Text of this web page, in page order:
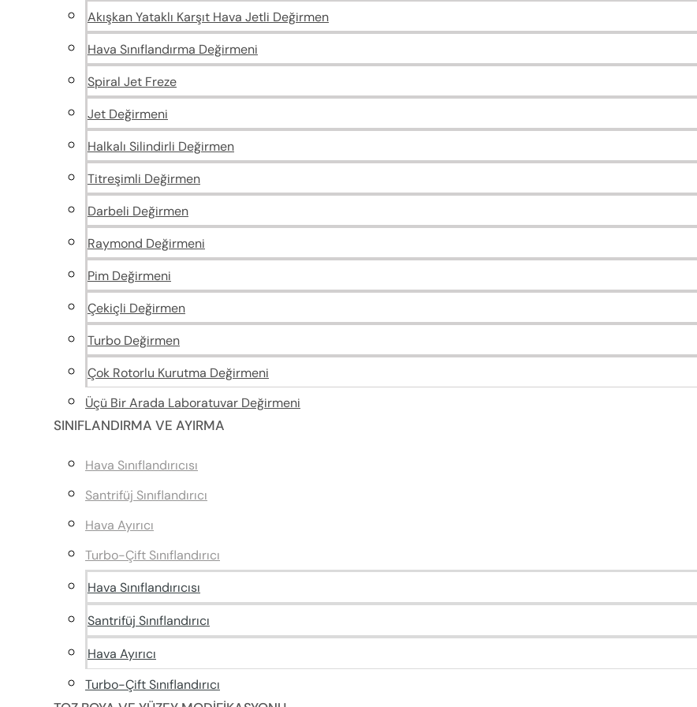
Akışkan Yataklı Karşıt Hava Jetli Değirmen
Hava Sınıflandırma Değirmeni
Spiral Jet Freze
Jet Değirmeni
Halkalı Silindirli Değirmen
Titreşimli Değirmen
Darbeli Değirmen
Raymond Değirmeni
Pim Değirmeni
Çekiçli Değirmen
Turbo Değirmen
Çok Rotorlu Kurutma Değirmeni
Üçü Bir Arada Laboratuvar Değirmeni
SINIFLANDIRMA VE AYIRMA
Hava Sınıflandırıcısı
Santrifüj Sınıflandırıcı
Hava Ayırıcı
Turbo-Çift Sınıflandırıcı
Hava Sınıflandırıcısı
Santrifüj Sınıflandırıcı
Hava Ayırıcı
Turbo-Çift Sınıflandırıcı